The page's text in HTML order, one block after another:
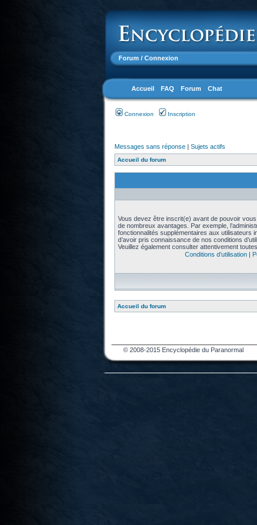
Forum / Connexion
Accueil FAQ Forum Chat
Connexion Inscription
Messages sans réponse| Sujets actifs
Accueil du forum
Vous devez être inscrit(e) avant de pouvoir
de nombreux avantages. Par exemple,
fonctionnalités supplémentaires aux
d’avoir pris connaissance de nos conditions
Veuillez également consulter attentivement
Conditions d’utilisation|
Accueil du forum
© 2008-2015 Encyclopédie du Paranormal